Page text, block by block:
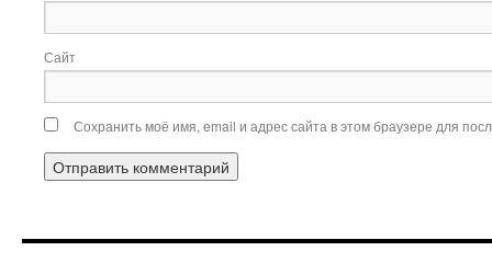
Сайт
Сохранить моё имя, email и адрес сайта в этом браузере для